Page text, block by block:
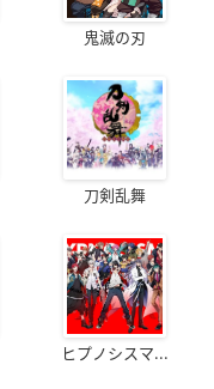
鬼滅の刃
刀剣乱舞
ヒプノシスマ...